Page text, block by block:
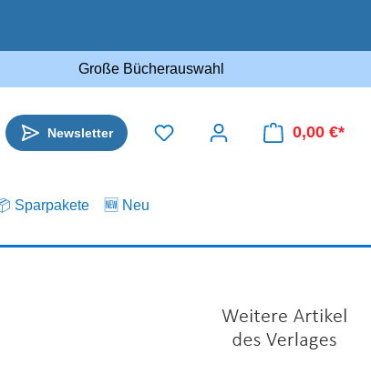
Große Bücherauswahl
Newsletter 0,00 €*
Sparpakete 🆕 Neu